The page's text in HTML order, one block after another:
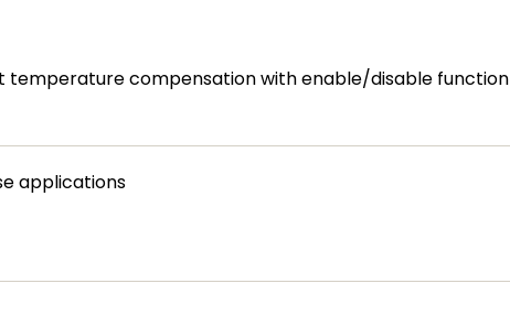
temperature compensation with enable/disable function
applications